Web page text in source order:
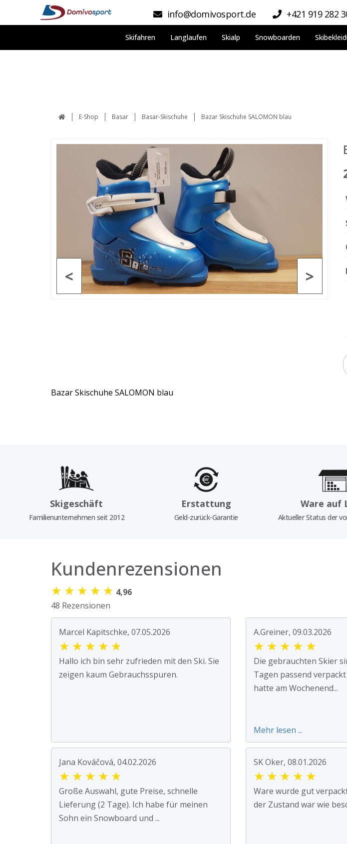
info@domivosport.de +421 919 282
Skifahren Langlaufen Skialp Snowboarden
E-Shop Basar Basar-Skischuhe Bazar Skischuhe SALOMON blau
>
<
Bazar Skischuhe SALOMON blau
Skigeschäft
Familienunternehmen seit 2012
Erstattung
Geld-zurück-Garantie
Ware auf
Aktueller Status der
Kundenrezensionen
★ ★ ★ ★ ★ 4,96
48 Rezensionen
Marcel Kapitschke, 07.05.2026
★ ★ ★ ★ ★
Hallo ich bin sehr zufrieden mit den Ski. Sie
zeigen kaum Gebrauchsspuren.
A.Greiner, 09.03.2026
★ ★ ★ ★ ★
Die gebrauchten Skier
Tagen passend
hatte am Wochenend...
Mehr lesen ...
Jana Kováčová, 04.02.2026
★ ★ ★ ★ ★
Große Auswahl, gute Preise, schnelle
Lieferung (2 Tage). Ich habe für meinen
Sohn ein Snowboard und ...
SK Oker, 08.01.2026
★ ★ ★ ★ ★
Ware wurde gut
der Zustand war wie